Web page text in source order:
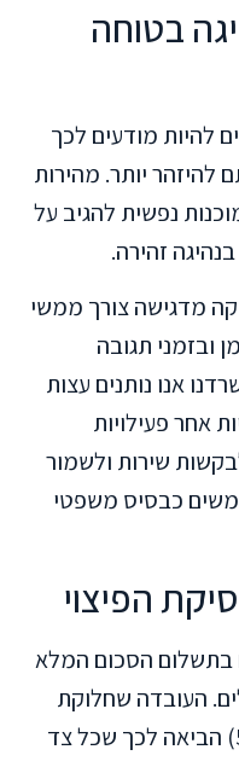
בטוחה
להיות מודעים לכך
להיזהר יותר. מהירות
נפשית להגיב על
זהירה.
מדגישה צורך ממשי
ובזמני תגובה
אנו נותנים עצות
אחר פעילויות
שירות ולשמור
כבסיס משפטי
הפיצוי
בתשלום הסכום המלא
17,351 שקלים. העובדה שחלוקת
האחריות הייתה שווה (50 על 50) הביאה לכך שכל צד